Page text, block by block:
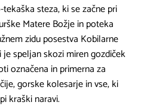
steza, ki se začne pri
Matere Božje in poteka
zidu posestva Kobilarne
speljan skozi miren gozdiček
označena in primerna za
gorske kolesarje in vse, ki
kraški naravi.